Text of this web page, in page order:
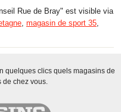
Rue de Bray" est visible via
magasin de sport 35
quelques clics quels magasins de
chez vous.